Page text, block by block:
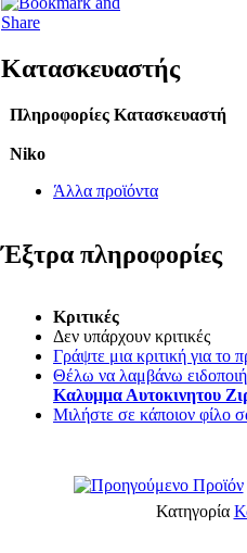
Κατασκευαστής
Πληροφορίες Κατασκευαστή
Niko
Άλλα προϊόντα
Έξτρα πληροφορίες
Κριτικές
Δεν υπάρχουν κριτικές
Γράψτε μια κριτική για το
Θέλω να λαμβάνω
Καλυμμα Αυτοκινητου
Μιλήστε σε κάποιον φίλο
Κατηγορία